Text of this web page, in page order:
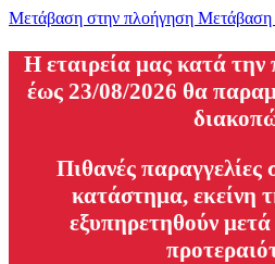
Μετάβαση στην πλοήγηση Μετάβαση
H εταιρεία μας κατά
έως 23/08/2026 θα
Πιθανές παραγγελίες
κατάστημα, εκείνη
εξυπηρετηθούν